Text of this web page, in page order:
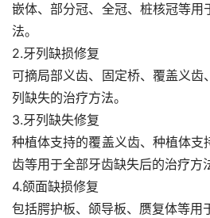
嵌体、部分冠、全冠、桩核冠等用
法。
2.牙列缺损修复
可摘局部义齿、固定桥、覆盖义齿
列缺失的治疗方法。
3.牙列缺失修复
种植体支持的覆盖义齿、种植体支
齿等用于全部牙齿缺失后的治疗方
4.颌面缺损修复
包括腭护板、颌导板、赝复体等用